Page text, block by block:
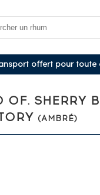
offert pour toute
SHERRY
(AMBRÉ)